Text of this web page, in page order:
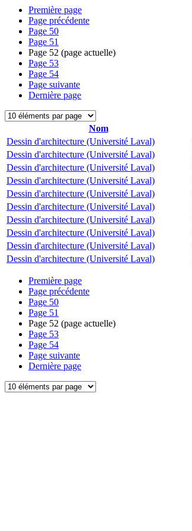
Première page
Page précédente
Page 50
Page 51
Page 52 (page actuelle)
Page 53
Page 54
Page suivante
Dernière page
Nom
Dessin d'architecture (Université Laval)
Dessin d'architecture (Université Laval)
Dessin d'architecture (Université Laval)
Dessin d'architecture (Université Laval)
Dessin d'architecture (Université Laval)
Dessin d'architecture (Université Laval)
Dessin d'architecture (Université Laval)
Dessin d'architecture (Université Laval)
Dessin d'architecture (Université Laval)
Dessin d'architecture (Université Laval)
Première page
Page précédente
Page 50
Page 51
Page 52 (page actuelle)
Page 53
Page 54
Page suivante
Dernière page